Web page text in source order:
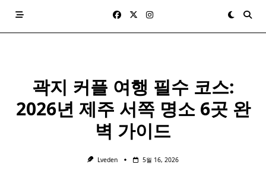
곽지 커플 여행 필수 코스:
2026년 제주 서쪽 명소 6곳 완
벽 가이드
Lveden 5월 16, 2026